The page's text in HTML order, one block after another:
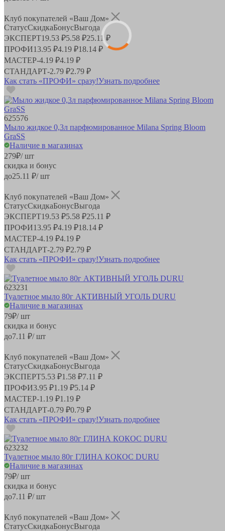
Клуб покупателей «Ваш Дом»
СтатусСкидкаБонусВыгода
ЭКСПЕРТ19.53 ₽5.58 ₽25.11 ₽
ПРОФИ13.95 ₽4.19 ₽18.14 ₽
МАСТЕР-4.19 ₽4.19 ₽
СТАНДАРТ-2.79 ₽2.79 ₽
Как стать «ПРОФИ» сразу!Узнать подробнее
625576
Мыло жидкое 0,3л парфюмированное Milana Spring Bloom
GraSS
Наличие в магазинах
279₽/ шт
скидка и бонус
до25.11 ₽/ шт
Клуб покупателей «Ваш Дом»
СтатусСкидкаБонусВыгода
ЭКСПЕРТ19.53 ₽5.58 ₽25.11 ₽
ПРОФИ13.95 ₽4.19 ₽18.14 ₽
МАСТЕР-4.19 ₽4.19 ₽
СТАНДАРТ-2.79 ₽2.79 ₽
Как стать «ПРОФИ» сразу!Узнать подробнее
623231
Туалетное мыло 80г АКТИВНЫЙ УГОЛЬ DURU
Наличие в магазинах
79₽/ шт
скидка и бонус
до7.11 ₽/ шт
Клуб покупателей «Ваш Дом»
СтатусСкидкаБонусВыгода
ЭКСПЕРТ5.53 ₽1.58 ₽7.11 ₽
ПРОФИ3.95 ₽1.19 ₽5.14 ₽
МАСТЕР-1.19 ₽1.19 ₽
СТАНДАРТ-0.79 ₽0.79 ₽
Как стать «ПРОФИ» сразу!Узнать подробнее
623232
Туалетное мыло 80г ГЛИНА КОКОС DURU
Наличие в магазинах
79₽/ шт
скидка и бонус
до7.11 ₽/ шт
Клуб покупателей «Ваш Дом»
СтатусСкидкаБонусВыгода